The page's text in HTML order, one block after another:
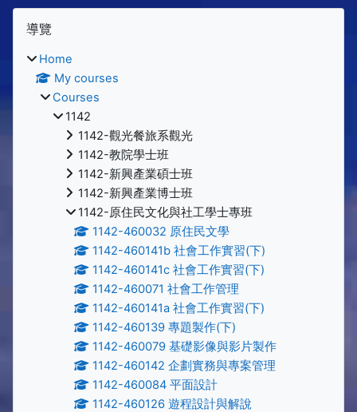
Blocks
Skip 導覽
導覽
Home
My courses
Courses
1142
1142-觀光餐旅系觀光
1142-教院學士班
1142-新興產業碩士班
1142-新興產業博士班
1142-原住民文化與社工學士專班
1142-460032 原住民文學
1142-460141b 社會工作實習(下)
1142-460141c 社會工作實習(下)
1142-460071 社會工作管理
1142-460141a 社會工作實習(下)
1142-460139 專題製作(下)
1142-460079 基礎影像與影片製作
1142-460142 企劃實務與專案管理
1142-460084 平面設計
1142-460126 遊程設計與解說